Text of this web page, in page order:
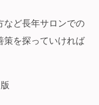
など長年サロンでの
策を探っていければ